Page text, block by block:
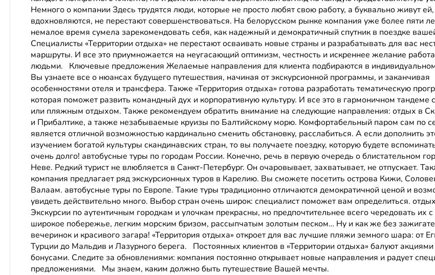
Немного о компании Здесь трудятся люди, которые не просто любят свою работу, а буквально живут ей,
вдохновляются, не перестают совершенствоваться. На белорусском рынке компания уже более пяти
немалое время сумела зарекомендовать себя, как надежный и демократичный спутник в поездке
Специалисты «Территории отдыха» не перестают осваивать новые страны и разрабатывать для вас
маршруты. И все это приумножается на неугасающий оптимизм, честность и искреннее желание
людьми. Ключевые предложения Желаемые направления для клиента подбираются в
Вы узнаете все о нюансах будущего путешествия, начиная от экскурсионной программы, и заканчивая
особенностями отеля и трансфера. Также «Территория отдыха» готова разработать тематическую
которая поможет развить командный дух и корпоративную культуру. И все это в гармоничном тандеме
или пляжным отдыхом. Также рекомендуем обратить внимание на следующие направления: отдых в
и Прибалтике, а также незабываемые круизы по Балтийскому морю. Комфортабельный паром сам по
является отличной возможностью кардинально сменить обстановку, расслабиться. А если дополнить
изучением богатой культуры скандинавских стран, то вы получаете поездку, которую будете
очень долго! автобусные туры по городам России. Конечно, речь в первую очередь о блистательном
Неве. Редкий турист не влюбляется в Санкт-Петербург. Он очаровывает, захватывает, не отпускает.
компания предлагает ряд экскурсионных туров в Карелию. Вы сможете посетить острова Кижи,
Валаам. автобусные туры по Европе. Такие туры традиционно отличаются демократичной ценой и
увидеть действительно много. Выбор стран очень широк: специалист поможет вам определиться.
Экскурсии по аутентичным городкам и улочкам прекрасны, но предпочтительнее всего чередовать их
широкое побережье, легким морским бризом, рассыпчатым золотым песком… Ну и как же без
вечеринок и красивого загара! «Территория отдыха» откроет для вас лучшие пляжи земного шара: от
Турции до Мальдив и Лазурного берега. Постоянных клиентов в «Территории отдыха» балуют акциями
бонусами. Следите за обновлениями: компания постоянно открывает новые направления и радует
предложениями. Мы знаем, каким должно быть путешествие Вашей мечты.